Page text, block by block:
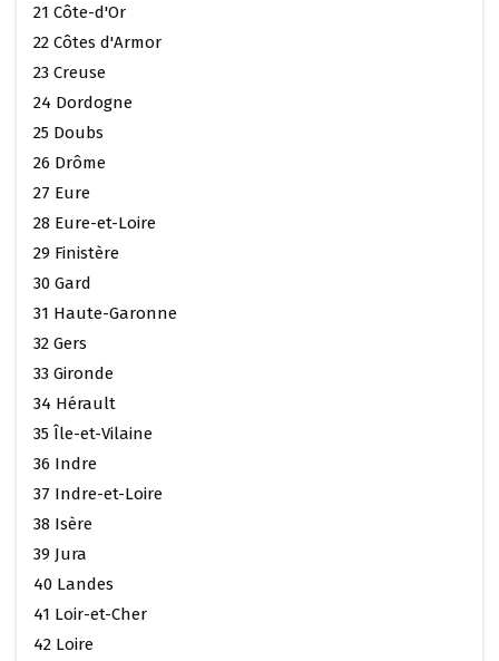
21 Côte-d'Or
22 Côtes d'Armor
23 Creuse
24 Dordogne
25 Doubs
26 Drôme
27 Eure
28 Eure-et-Loire
29 Finistère
30 Gard
31 Haute-Garonne
32 Gers
33 Gironde
34 Hérault
35 Île-et-Vilaine
36 Indre
37 Indre-et-Loire
38 Isère
39 Jura
40 Landes
41 Loir-et-Cher
42 Loire